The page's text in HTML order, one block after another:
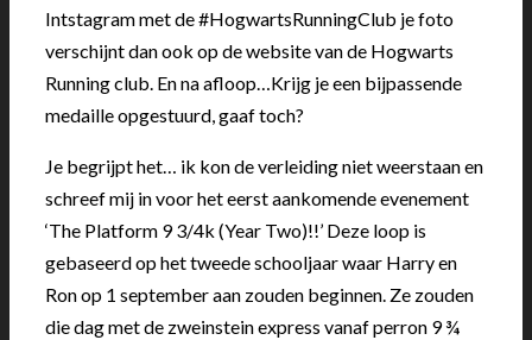
Intstagram met de #HogwartsRunningClub je foto
verschijnt dan ook op de website van de Hogwarts
Running club. En na afloop…Krijg je een bijpassende
medaille opgestuurd, gaaf toch?
Je begrijpt het… ik kon de verleiding niet weerstaan en
schreef mij in voor het eerst aankomende evenement
‘The Platform 9 3/4k (Year Two)!!’ Deze loop is
gebaseerd op het tweede schooljaar waar Harry en
Ron op 1 september aan zouden beginnen. Ze zouden
die dag met de zweinstein express vanaf perron 9 ¾